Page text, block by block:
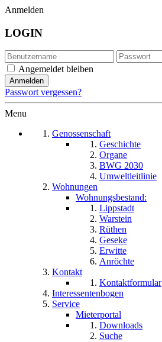
Anmelden
LOGIN
Angemeldet bleiben
Passwort vergessen?
Menu
Genossenschaft
Geschichte
Organe
BWG 2030
Umweltleitlinie
Wohnungen
Wohnungsbestand:
Lippstadt
Warstein
Rüthen
Geseke
Erwitte
Anröchte
Kontakt
Kontaktformular
Interessentenbogen
Service
Mieterportal
Downloads
Suche